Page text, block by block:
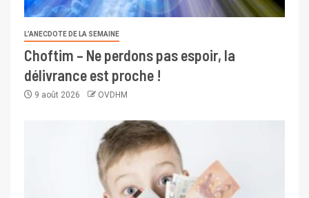
L’ANECDOTE DE LA SEMAINE
Choftim – Ne perdons pas espoir, la
délivrance est proche !
9 août 2026 OVDHM